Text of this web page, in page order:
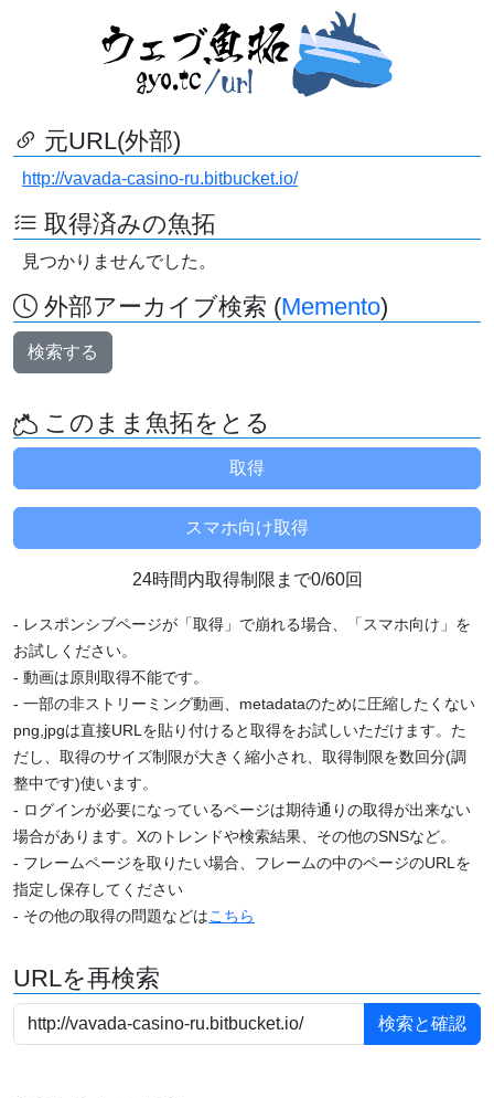
元URL(外部)
http://vavada-casino-ru.bitbucket.io/
取得済みの魚拓
見つかりませんでした。
外部アーカイブ検索 (Memento)
検索する
このまま魚拓をとる
24時間内取得制限まで0/60回
- レスポンシブページが「取得」で崩れる場合、「スマホ向け」を
お試しください。
- 動画は原則取得不能です。
- 一部の非ストリーミング動画、metadataのために圧縮したくない
png,jpgは直接URLを貼り付けると取得をお試しいただけます。た
だし、取得のサイズ制限が大きく縮小され、取得制限を数回分(調
整中です)使います。
- ログインが必要になっているページは期待通りの取得が出来ない
場合があります。Xのトレンドや検索結果、その他のSNSなど。
- フレームページを取りたい場合、フレームの中のページのURLを
指定し保存してください
- その他の取得の問題などはこちら
URLを再検索